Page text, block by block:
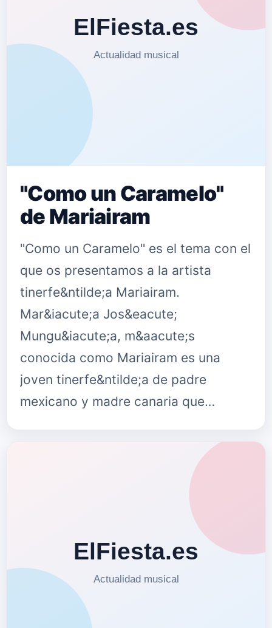
"Como un Caramelo"
de Mariairam
"Como un Caramelo" es el tema con el
que os presentamos a la artista
tinerfe&ntilde;a Mariairam.
Mar&iacute;a Jos&eacute;
Mungu&iacute;a, m&aacute;s
conocida como Mariairam es una
joven tinerfe&ntilde;a de padre
mexicano y madre canaria que…